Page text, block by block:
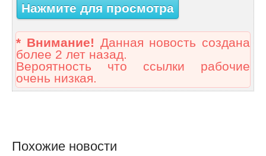
Нажмите для просмотра
* Внимание! Данная новость создана
более 2 лет назад.
Вероятность что ссылки рабочие
очень низкая.
Похожие новости